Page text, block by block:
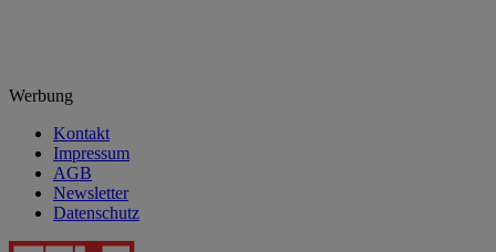
Werbung
Kontakt
Impressum
AGB
Newsletter
Datenschutz